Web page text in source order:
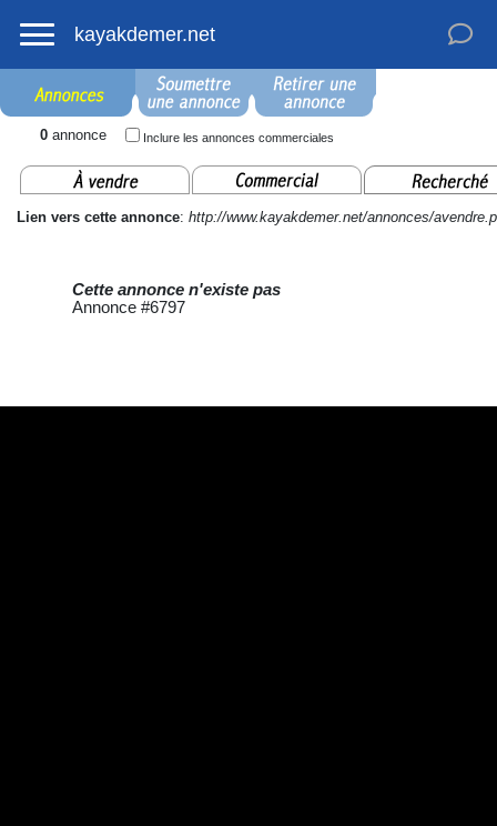
kayakdemer.net
0 annonce Inclure les annonces commerciales
Lien vers cette annonce: http://www.kayakdemer.net/annonces/
Cette annonce n'existe pas
Annonce #6797